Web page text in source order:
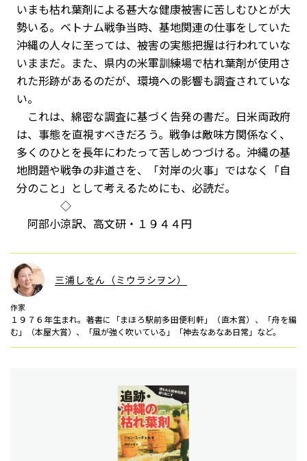
いまも枯れ葉剤による甚大な健康被害に苦しむひとが大
勢いる。ベトナム戦争当時、基地関連の仕事をしていた
沖縄の人々に至っては、被害の実態把握は行われていな
いままだ。また、県内の米軍訓練場で枯れ葉剤が使用さ
れた形跡があるのだが、環境への影響も調査されていな
い。
これは、綿密な調査に基づく告発の書だ。日米両政府
は、事態を直視すべきだろう。戦争は敵味方関係なく、
多くのひとを長年にわたって苦しめつづける。沖縄の基
地問題や戦争の非道さを、「対岸の火事」ではなく「自
分のこと」として考えるためにも、必読だ。
◇
阿部小涼訳、高文研・１９４４円
三浦しをん（ミウラシヲン）
作家
１９７６年生まれ。著書に「まほろ駅前多田便利軒」（直木賞）、「舟を編
む」（本屋大賞）、「風が強く吹いている」「神去なあなあ日常」など。